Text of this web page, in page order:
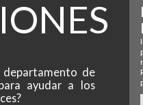
departamento de
ayudar a los